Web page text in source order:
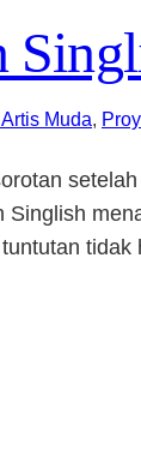
Muda,